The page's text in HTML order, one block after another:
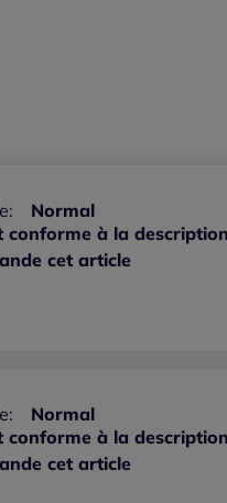
Normal
conforme à la description
cet article
Normal
conforme à la description
cet article